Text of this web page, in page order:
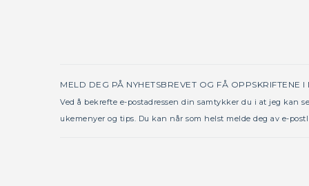
MELD DEG PÅ NYHETSBREVET OG FÅ OPPSKRIFTENE
Ved å bekrefte e-postadressen din samtykker du i at jeg kan
ukemenyer og tips. Du kan når som helst melde deg av e-